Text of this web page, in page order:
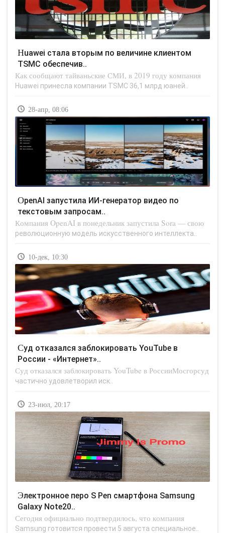
Huawei стала вторым по величине клиентом
TSMC обеспечив..
Как сообщают тайваньские СМИ, в 2019 году компания
Huawei принесла компании TSMC 36,1 млрд юаней..
28-апр, 08:06
OpenAI запустила ИИ-генератор видео по
текстовым запросам..
Компания OpenAI в понедельник запустила Sora — свою
революционную модель искусственного интеллекта..
10-дек, 10:30
Суд отказался заблокировать YouTube в
России - «Интернет»..
Суд отказался заблокировать YouTube в РоссииМосгорсуд
частично удовлетворил иск..
23-июл, 20:17
Электронное перо S Pen смартфона Samsung
Galaxy Note20..
Сегодня официально подтвердилось, что компания
Samsung готовится провести 5 августа специальное..